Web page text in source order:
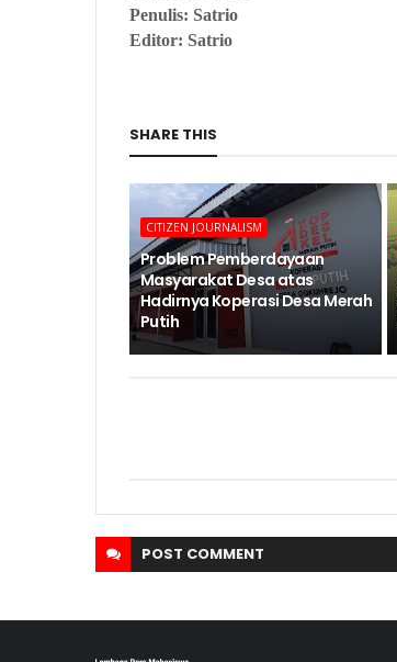
Penulis: Satrio
Editor: Satrio
SHARE THIS
CITIZEN JOURNALISM
Problem Pemberdayaan
Masyarakat Desa atas
Hadirnya Koperasi Desa Merah
Putih
POST COMMENT